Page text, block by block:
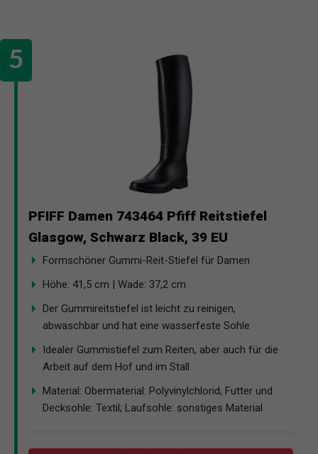
PFIFF Damen 743464 Pfiff Reitstiefel
Glasgow, Schwarz Black, 39 EU
Formschöner Gummi-Reit-Stiefel für Damen
Höhe: 41,5 cm | Wade: 37,2 cm
Der Gummireitstiefel ist leicht zu reinigen,
abwaschbar und hat eine wasserfeste Sohle
Idealer Gummistiefel zum Reiten, aber auch für die
Arbeit auf dem Hof und im Stall
Material: Obermaterial: Polyvinylchlorid; Futter und
Decksohle: Textil; Laufsohle: sonstiges Material